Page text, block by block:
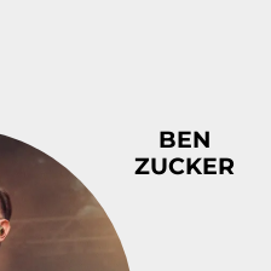
BEN
ZUCKER